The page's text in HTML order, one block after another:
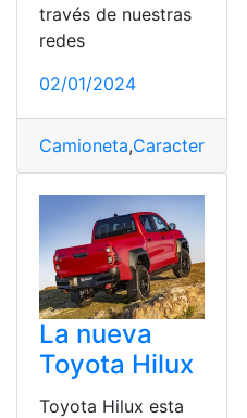
través de nuestras
redes
02/01/2024
Camioneta,Características
La nueva
Toyota Hilux
Toyota Hilux esta